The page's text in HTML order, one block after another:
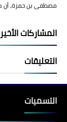
مصطفى بن حمزة، أن
المشاركات
التعليقات
التسميات